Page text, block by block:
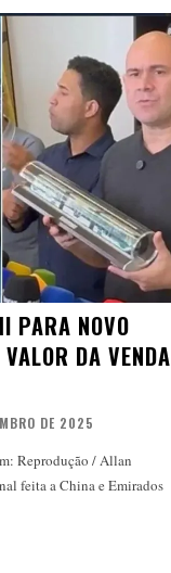
PARA NOVO
DA VENDA
DE 2025
Reprodução / Allan